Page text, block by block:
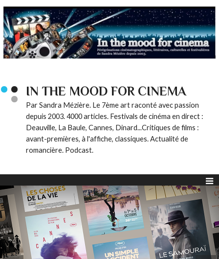
IN THE MOOD FOR CINEMA
Par Sandra Mézière. Le 7ème art raconté avec passion
depuis 2003. 4000 articles. Festivals de cinéma en direct :
Deauville, La Baule, Cannes, Dinard...Critiques de films :
avant-premières, à l'affiche, classiques. Actualité de
romancière. Podcast.